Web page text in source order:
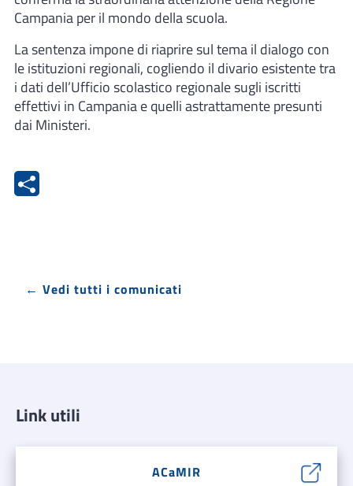
Campania per il mondo della scuola.
La sentenza impone di riaprire sul tema il dialogo con
le istituzioni regionali, cogliendo il divario esistente tra
i dati dell’Ufficio scolastico regionale sugli iscritti
effettivi in Campania e quelli astrattamente presunti
dai Ministeri.
← Vedi tutti i comunicati
Link utili
ACaMIR